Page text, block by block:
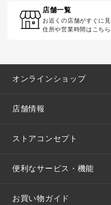
店舗一覧
お近くの店舗がすぐに見
住所や営業時間はこち
オンラインショップ
店舗情報
ストアコンセプト
便利なサービス・機能
お買い物ガイド